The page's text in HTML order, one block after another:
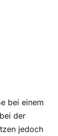
bei einem
der
jedoch